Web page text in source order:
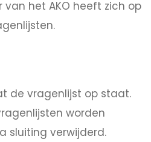
het AKO heeft zich op
de vragenlijst op staat.
worden
sluiting verwijderd.